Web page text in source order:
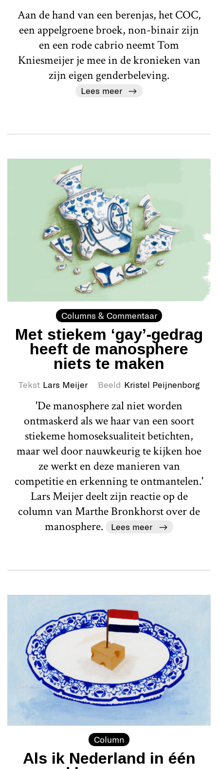
Aan de hand van een berenjas, het COC,
een appelgroene broek, non-binair zijn
en een rode cabrio neemt Tom
Kniesmeijer je mee in de kronieken van
zijn eigen genderbeleving.
Lees meer
Columns & Commentaar
Met stiekem ‘gay’-gedrag
heeft de manosphere
niets te maken
Tekst Lars Meijer Beeld Kristel Peijnenborg
'De manosphere zal niet worden
ontmaskerd als we haar van een soort
stiekeme homoseksualiteit betichten,
maar wel door nauwkeurig te kijken hoe
ze werkt en deze manieren van
competitie en erkenning te ontmantelen.'
Lars Meijer deelt zijn reactie op de
column van Marthe Bronkhorst over de
manosphere.
Lees meer
Column
Als ik Nederland in één